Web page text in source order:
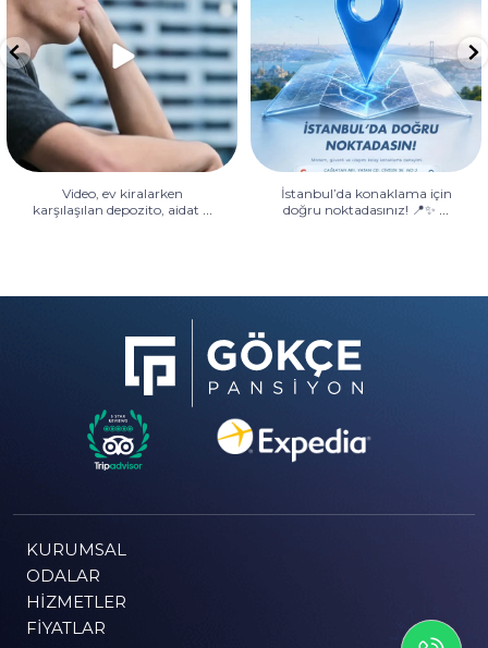
Video, ev kiralarken
karşılaşılan depozito, aidat
İstanbul’da konaklama için
doğru noktadasınız! 📍✨
KURUMSAL
ODALAR
HIZMETLER
FIYATLAR